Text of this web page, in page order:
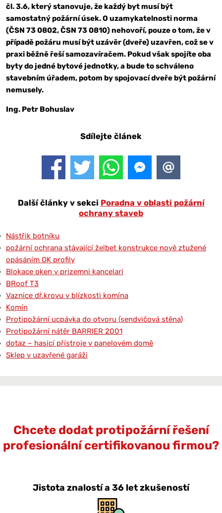
čl. 3.6, který stanovuje, že každý byt musí být
samostatný požární úsek. O uzamykatelnosti norma
(ČSN 73 0802, ČSN 73 0810) nehovoří, pouze o tom, že v
případě požáru musí být uzávěr (dveře) uzavřen, což se v
praxi běžně řeší samozavíračem. Pokud však spojíte oba
byty do jedné bytové jednotky, a bude to schváleno
stavebním úřadem, potom by spojovací dveře být požární
nemusely.
Ing. Petr Bohuslav
Sdílejte článek
Další články v sekci Poradna v oblasti požární
ochrany staveb
Nástřik botníku
požární ochrana stávající želbet konstrukce nově ztužené
opásáním OK profily
Blokace oken v prizemni kancelari
BRoof T3
Vaznice dř.krovu v blízkosti komína
Komín
Protipožární ucpávka do otvoru (sendvičová stěna)
Protipožární nátěr BARRIER 2001
dotaz – hasicí přístroje v panelovém domě
Sklep v uzavřené garáži
Chcete dodat protipožární řešení
profesionální certifikovanou firmou?
Jistota znalostí a 36 let zkušeností